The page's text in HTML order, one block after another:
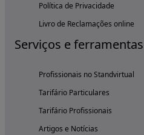
Política de Privacidade
Livro de Reclamações online
Serviços e ferramentas
Profissionais no Standvirtual
Tarifário Particulares
Tarifário Profissionais
Artigos e Notícias